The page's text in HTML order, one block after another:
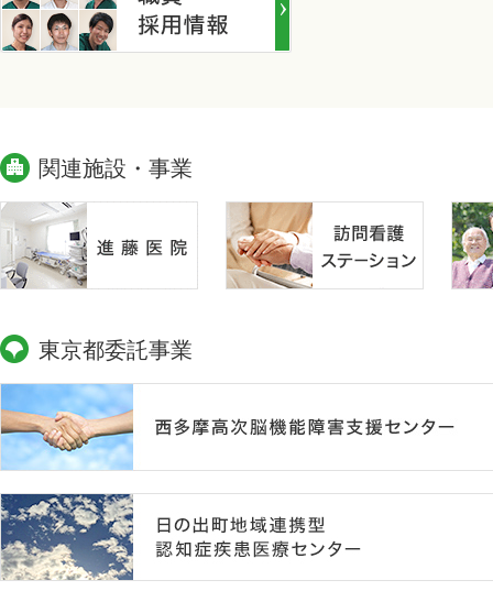
関連施設・事業
東京都委託事業